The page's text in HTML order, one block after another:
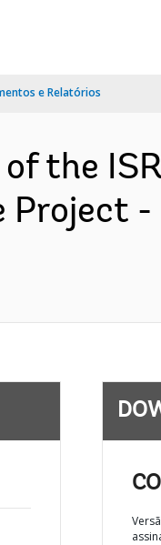
e Relatórios
the
-